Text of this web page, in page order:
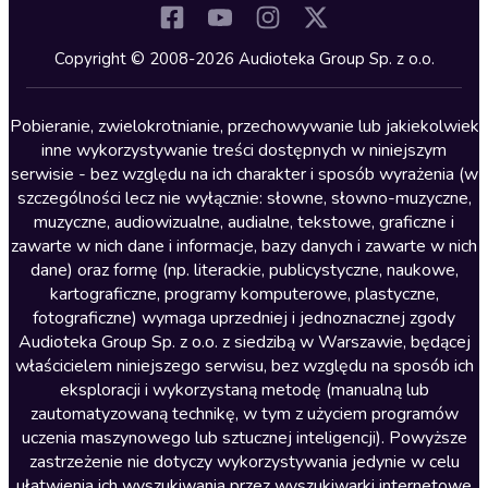
Kryminały
Lektury szkolne
Literatura anglojęzyczna
Literatura faktu
Literatura obyczajowa
Literatura piękna obca
Literatura piękna polska
Nagrania relaksacyjne
Nauka języków
Nauki humanistyczne
Podcasty i audycje
Polityka
Copyright © 2008-2026 Audioteka Group Sp. z o.o.
Pobieranie, zwielokrotnianie, przechowywanie lub jakiekolwiek
inne wykorzystywanie treści dostępnych w niniejszym
serwisie - bez względu na ich charakter i sposób wyrażenia (w
szczególności lecz nie wyłącznie: słowne, słowno-muzyczne,
muzyczne, audiowizualne, audialne, tekstowe, graficzne i
zawarte w nich dane i informacje, bazy danych i zawarte w nich
dane) oraz formę (np. literackie, publicystyczne, naukowe,
kartograficzne, programy komputerowe, plastyczne,
fotograficzne) wymaga uprzedniej i jednoznacznej zgody
Audioteka Group Sp. z o.o. z siedzibą w Warszawie, będącej
właścicielem niniejszego serwisu, bez względu na sposób ich
eksploracji i wykorzystaną metodę (manualną lub
zautomatyzowaną technikę, w tym z użyciem programów
uczenia maszynowego lub sztucznej inteligencji). Powyższe
zastrzeżenie nie dotyczy wykorzystywania jedynie w celu